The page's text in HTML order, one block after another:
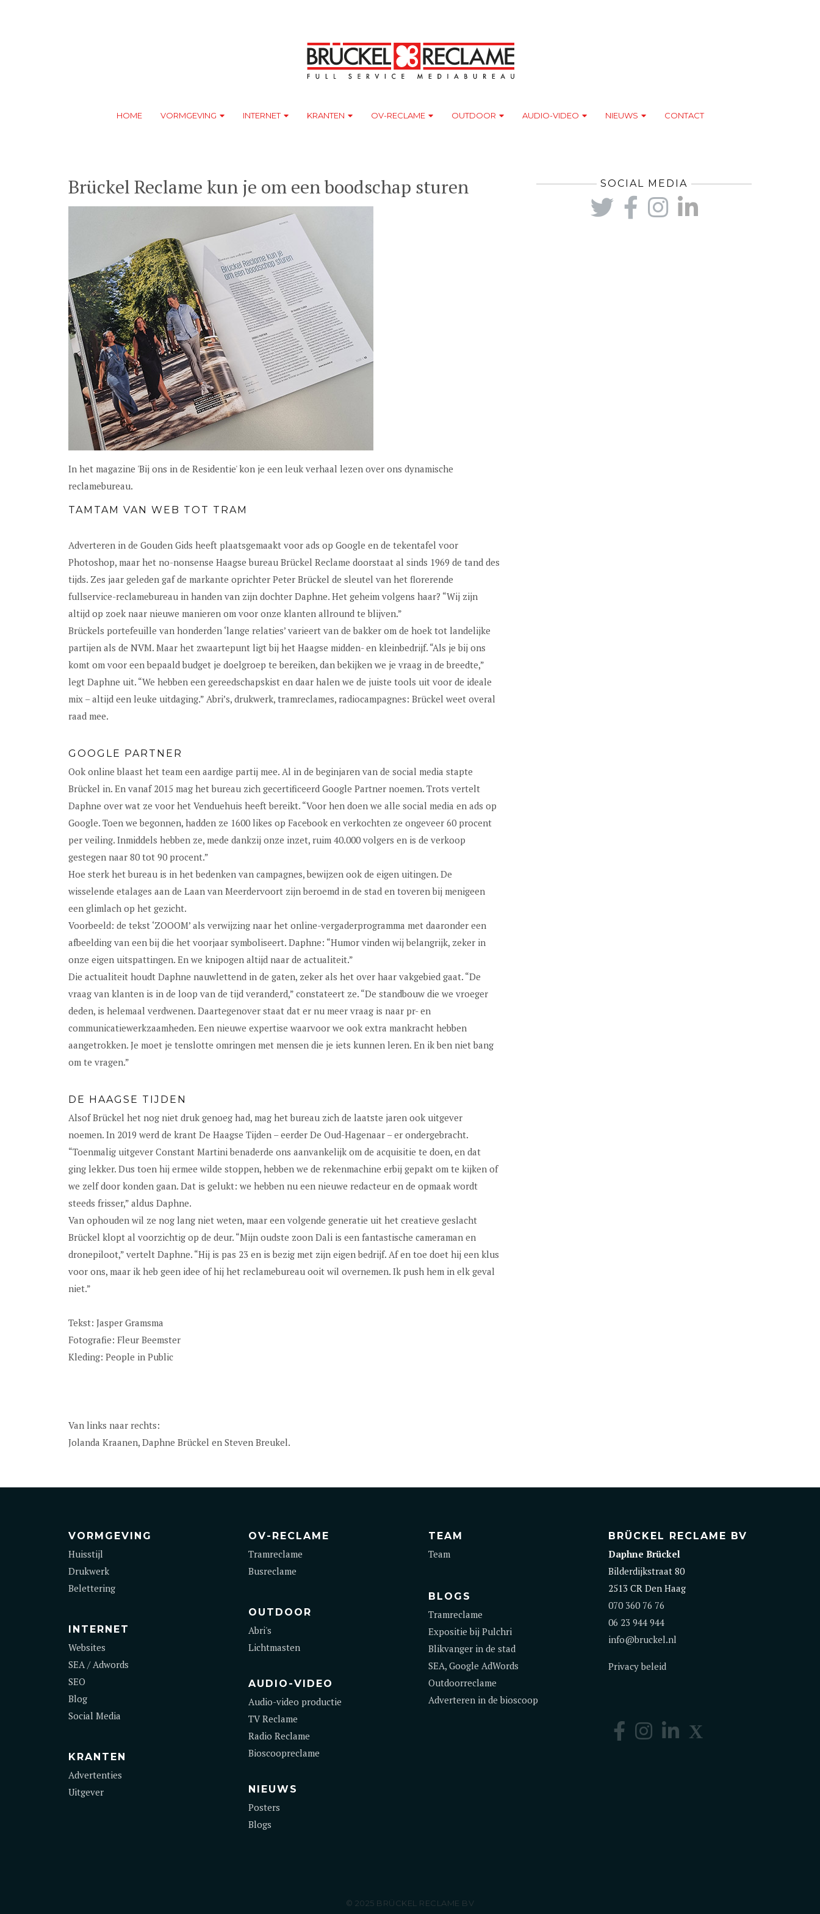
HOME VORMGEVING INTERNET KRANTEN OV-RECLAME OUTDOOR AUDIO-VIDEO NIEUWS CONTACT
SOCIAL MEDIA
Brückel Reclame kun je om een boodschap sturen
In het magazine 'Bij ons in de Residentie' kon je een leuk verhaal lezen over ons dynamische
reclamebureau.
TAMTAM VAN WEB TOT TRAM
Adverteren in de Gouden Gids heeft plaatsgemaakt voor ads op Google en de tekentafel voor
Photoshop, maar het no-nonsense Haagse bureau Brückel Reclame doorstaat al sinds 1969 de tand des
tijds. Zes jaar geleden gaf de markante oprichter Peter Brückel de sleutel van het florerende
fullservice-reclamebureau in handen van zijn dochter Daphne. Het geheim volgens haar? “Wij zijn
altijd op zoek naar nieuwe manieren om voor onze klanten allround te blijven.”
Brückels portefeuille van honderden ‘lange relaties’ varieert van de bakker om de hoek tot landelijke
partijen als de NVM. Maar het zwaartepunt ligt bij het Haagse midden- en kleinbedrijf. “Als je bij ons
komt om voor een bepaald budget je doelgroep te bereiken, dan bekijken we je vraag in de breedte,”
legt Daphne uit. “We hebben een gereedschapskist en daar halen we de juiste tools uit voor de ideale
mix – altijd een leuke uitdaging.” Abri’s, drukwerk, tramreclames, radiocampagnes: Brückel weet overal
raad mee.
GOOGLE PARTNER
Ook online blaast het team een aardige partij mee. Al in de beginjaren van de social media stapte
Brückel in. En vanaf 2015 mag het bureau zich gecertificeerd Google Partner noemen. Trots vertelt
Daphne over wat ze voor het Venduehuis heeft bereikt. “Voor hen doen we alle social media en ads op
Google. Toen we begonnen, hadden ze 1600 likes op Facebook en verkochten ze ongeveer 60 procent
per veiling. Inmiddels hebben ze, mede dankzij onze inzet, ruim 40.000 volgers en is de verkoop
gestegen naar 80 tot 90 procent.”
Hoe sterk het bureau is in het bedenken van campagnes, bewijzen ook de eigen uitingen. De
wisselende etalages aan de Laan van Meerdervoort zijn beroemd in de stad en toveren bij menigeen
een glimlach op het gezicht.
Voorbeeld: de tekst ‘ZOOOM’ als verwijzing naar het online-vergaderprogramma met daaronder een
afbeelding van een bij die het voorjaar symboliseert. Daphne: “Humor vinden wij belangrijk, zeker in
onze eigen uitspattingen. En we knipogen altijd naar de actualiteit.”
Die actualiteit houdt Daphne nauwlettend in de gaten, zeker als het over haar vakgebied gaat. “De
vraag van klanten is in de loop van de tijd veranderd,” constateert ze. “De standbouw die we vroeger
deden, is helemaal verdwenen. Daartegenover staat dat er nu meer vraag is naar pr- en
communicatiewerkzaamheden. Een nieuwe expertise waarvoor we ook extra mankracht hebben
aangetrokken. Je moet je tenslotte omringen met mensen die je iets kunnen leren. En ik ben niet bang
om te vragen.”
DE HAAGSE TIJDEN
Alsof Brückel het nog niet druk genoeg had, mag het bureau zich de laatste jaren ook uitgever
noemen. In 2019 werd de krant De Haagse Tijden – eerder De Oud-Hagenaar – er ondergebracht.
“Toenmalig uitgever Constant Martini benaderde ons aanvankelijk om de acquisitie te doen, en dat
ging lekker. Dus toen hij ermee wilde stoppen, hebben we de rekenmachine erbij gepakt om te kijken of
we zelf door konden gaan. Dat is gelukt: we hebben nu een nieuwe redacteur en de opmaak wordt
steeds frisser,” aldus Daphne.
Van ophouden wil ze nog lang niet weten, maar een volgende generatie uit het creatieve geslacht
Brückel klopt al voorzichtig op de deur. “Mijn oudste zoon Dali is een fantastische cameraman en
dronepiloot,” vertelt Daphne. “Hij is pas 23 en is bezig met zijn eigen bedrijf. Af en toe doet hij een klus
voor ons, maar ik heb geen idee of hij het reclamebureau ooit wil overnemen. Ik push hem in elk geval
niet.”
Tekst: Jasper Gramsma
Fotografie: Fleur Beemster
Kleding: People in Public
Van links naar rechts:
Jolanda Kraanen, Daphne Brückel en Steven Breukel.
VORMGEVING
Huisstijl
Drukwerk
Belettering
INTERNET
Websites
SEA / Adwords
SEO
Blog
Social Media
KRANTEN
Advertenties
Uitgever
OV-RECLAME
Tramreclame
Busreclame
OUTDOOR
Abri's
Lichtmasten
AUDIO-VIDEO
Audio-video productie
TV Reclame
Radio Reclame
Bioscoopreclame
NIEUWS
Posters
Blogs
TEAM
Team
BLOGS
Tramreclame
Expositie bij Pulchri
Blikvanger in de stad
SEA, Google AdWords
Outdoorreclame
Adverteren in de bioscoop
BRÜCKEL RECLAME BV
Daphne Brückel
Bilderdijkstraat 80
2513 CR Den Haag
070 360 76 76
06 23 944 944
info@bruckel.nl
Privacy beleid
© 2025 BRÜCKEL RECLAME BV